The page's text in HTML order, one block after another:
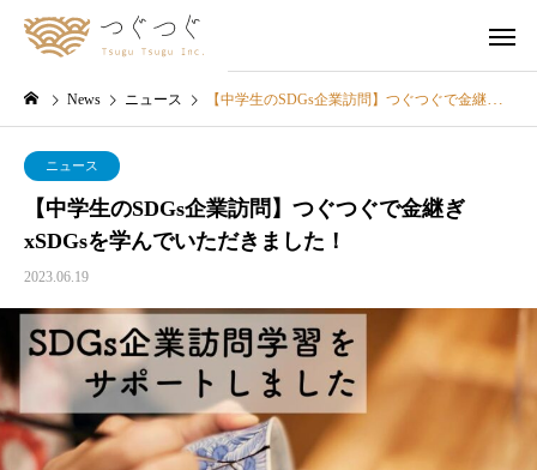
News ニュース 【中学生のSDGs企業訪問】つぐつぐで金継ぎxSDGsを学んでいただきました！
ニュース
【中学生のSDGs企業訪問】つぐつぐで金継ぎ
xSDGsを学んでいただきました！
2023.06.19